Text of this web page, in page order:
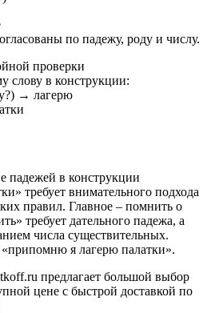
по падежу, роду и числу.
проверки
слову в конструкции:
→ лагерю
падежей в конструкции
требует внимательного подхода
правил. Главное – помнить о
требует дательного падежа, а
числа существительных.
я лагерю палатки».
предлагает большой выбор
цене с быстрой доставкой по